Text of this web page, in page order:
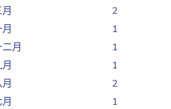
2
1
月
1
1
2
1